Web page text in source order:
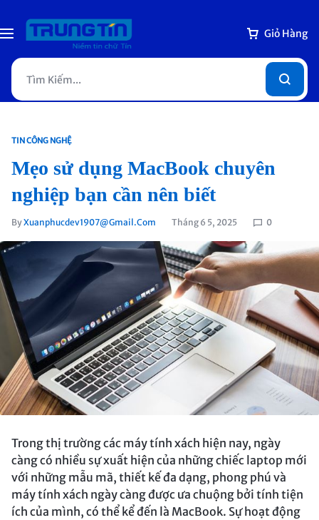
Giỏ Hàng
TIN CÔNG NGHỆ
Mẹo sử dụng MacBook chuyên
nghiệp bạn cần nên biết
ByXuanphucdev1907@gmail.com Tháng 6 5, 2025 0
Trong thị trường các máy tính xách hiện nay, ngày
càng có nhiều sự xuất hiện của những chiếc laptop mới
với những mẫu mã, thiết kế đa dạng, phong phú và
máy tính xách ngày càng được ưa chuộng bởi tính tiện
ích của mình, có thể kể đến là MacBook. Sự hoạt động